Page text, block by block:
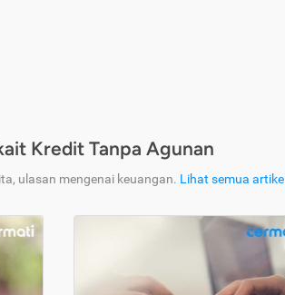
Kredit Tanpa Agunan
ulasan mengenai keuangan. Lihat semua artikel